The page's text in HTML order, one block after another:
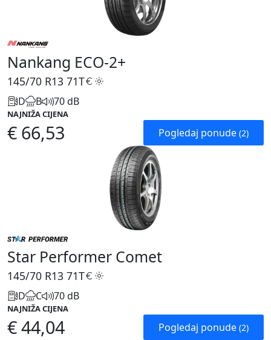
Nankang ECO-2+
145/70 R13 71T
D B 70 dB
NAJNIŽA CIJENA
€ 66,53 Pogledaj ponude (2)
Star Performer Comet
145/70 R13 71T
D C 70 dB
NAJNIŽA CIJENA
€ 44,04 Pogledaj ponude (2)